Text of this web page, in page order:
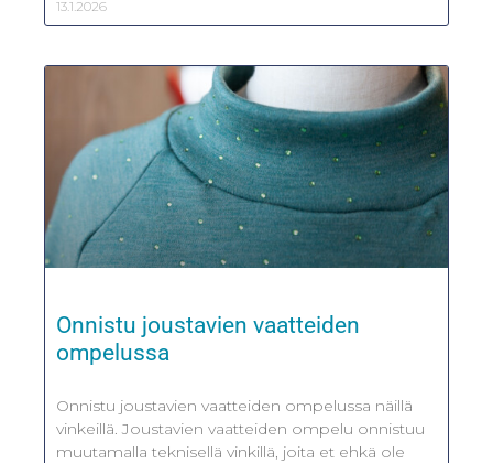
13.1.2026
Onnistu joustavien vaatteiden
ompelussa
Onnistu joustavien vaatteiden ompelussa näillä
vinkeillä. Joustavien vaatteiden ompelu onnistuu
muutamalla teknisellä vinkillä, joita et ehkä ole